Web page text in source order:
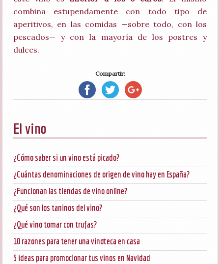
combina estupendamente con todo tipo de
aperitivos, en las comidas —sobre todo, con los
pescados— y con la mayoría de los postres y
dulces.
Compartir:
El vino
¿Cómo saber si un vino está picado?
¿Cuántas denominaciones de origen de vino hay en España?
¿Funcionan las tiendas de vino online?
¿Qué son los taninos del vino?
¿Qué vino tomar con trufas?
10 razones para tener una vinoteca en casa
5 ideas para promocionar tus vinos en Navidad